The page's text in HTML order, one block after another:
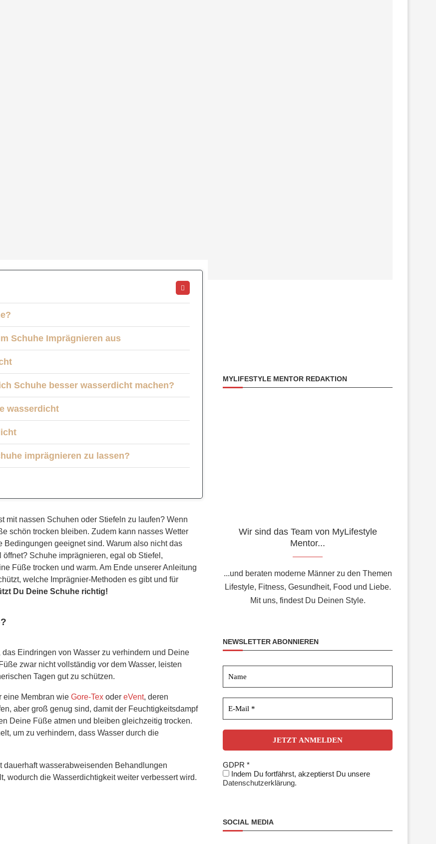
Schuhe Imprägnieren aus
Schuhe besser wasserdicht machen?
wasserdicht
imprägnieren zu lassen?
mit nassen Schuhen oder Stiefeln zu laufen? Wenn
schön trocken bleiben. Zudem kann nasses Wetter
geeignet sind. Warum also nicht das
Schuhe imprägnieren, egal ob Stiefel,
Füße trocken und warm. Am Ende unserer Anleitung
welche Imprägnier-Methoden es gibt und für
Du Deine Schuhe richtig!
Eindringen von Wasser zu verhindern und Deine
zwar nicht vollständig vor dem Wasser, leisten
Tagen gut zu schützen.
eine Membran wie Gore-Tex oder eVent, deren
aber groß genug sind, damit der Feuchtigkeitsdampf
Deine Füße atmen und bleiben gleichzeitig trocken.
um zu verhindern, dass Wasser durch die
wasserabweisenden Behandlungen
wodurch die Wasserdichtigkeit weiter verbessert wird.
MYLIFESTYLE MENTOR REDAKTION
Wir sind das Team von MyLifestyle
Mentor...
...und beraten moderne Männer zu den Themen
Lifestyle, Fitness, Gesundheit, Food und Liebe.
Mit uns, findest Du Deinen Style.
NEWSLETTER ABONNIEREN
GDPR *
Indem Du fortfährst, akzeptierst Du unsere
Datenschutzerklärung.
SOCIAL MEDIA